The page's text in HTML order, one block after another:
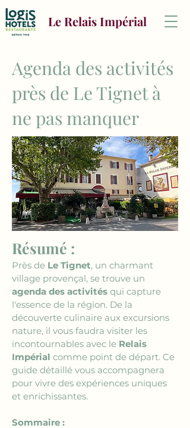
Le Relais Impérial
Agenda des activités
près de Le Tignet à
ne pas manquer
Résumé :
Près de Le Tignet, un charmant
village provençal, se trouve un
agenda des activités qui capture
l'essence de la région. De la
découverte culinaire aux excursions
nature, il vous faudra visiter les
incontournables avec le Relais
Impérial comme point de départ. Ce
guide détaillé vous accompagnera
pour vivre des expériences uniques
et enrichissantes.
Sommaire :